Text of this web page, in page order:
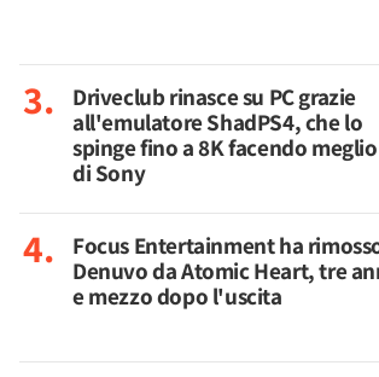
Driveclub rinasce su PC grazie
all'emulatore ShadPS4, che lo
spinge fino a 8K facendo meglio
di Sony
Focus Entertainment ha
Denuvo da Atomic Heart, tre
e mezzo dopo l'uscita